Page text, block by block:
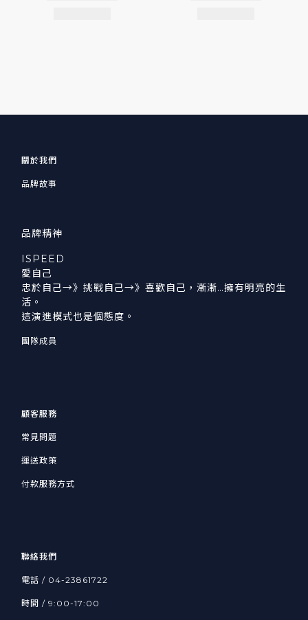
關於我們
品牌故事
品牌精神
ISPEED
愛自己
忠於自己→》挑戰自己→》喜歡自己，漸漸…擁有明亮的生
活。
這演進模式也是個態度。
團隊成員
顧客服務
常見問題
運送政策
付款服務方式
聯絡我們
電話 / 04-23861722
時間 / 9:00-17:00